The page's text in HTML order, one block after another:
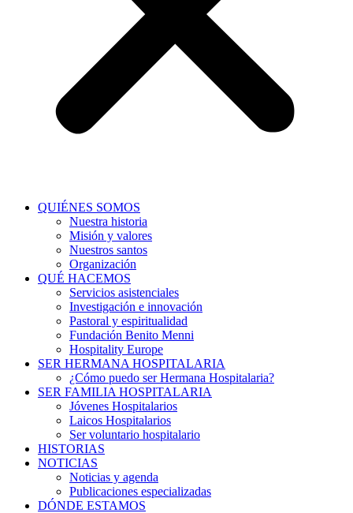
QUIÉNES SOMOS
Nuestra historia
Misión y valores
Nuestros santos
Organización
QUÉ HACEMOS
Servicios asistenciales
Investigación e innovación
Pastoral y espiritualidad
Fundación Benito Menni
Hospitality Europe
SER HERMANA HOSPITALARIA
¿Cómo puedo ser Hermana Hospitalaria?
SER FAMILIA HOSPITALARIA
Jóvenes Hospitalarios
Laicos Hospitalarios
Ser voluntario hospitalario
HISTORIAS
NOTICIAS
Noticias y agenda
Publicaciones especializadas
DÓNDE ESTAMOS